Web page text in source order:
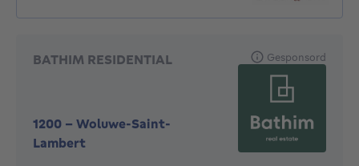
BATHIM RESIDENTIAL
1200 - Woluwe-Saint-
Lambert
Gesponsord